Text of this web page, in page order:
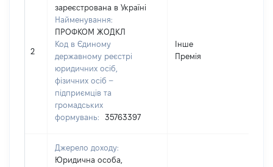
2
зареєстрована в Україні
Найменування:
ПРОФКОМ ЖОДКЛ
Код в Єдиному
державному реєстрі
юридичних осіб,
фізичних осіб –
підприємців та
громадських
формувань:
35763397
Інше
Премія
Джерело доходу:
Юридична особа,